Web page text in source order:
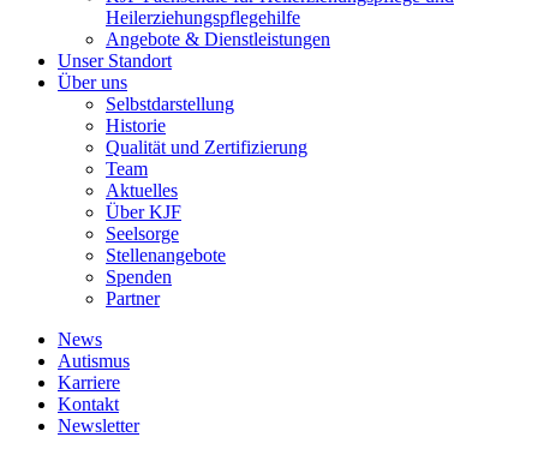
Heilerziehungspflegehilfe
Angebote & Dienstleistungen
Unser Standort
Über uns
Selbstdarstellung
Historie
Qualität und Zertifizierung
Team
Aktuelles
Über KJF
Seelsorge
Stellenangebote
Spenden
Partner
News
Autismus
Karriere
Kontakt
Newsletter